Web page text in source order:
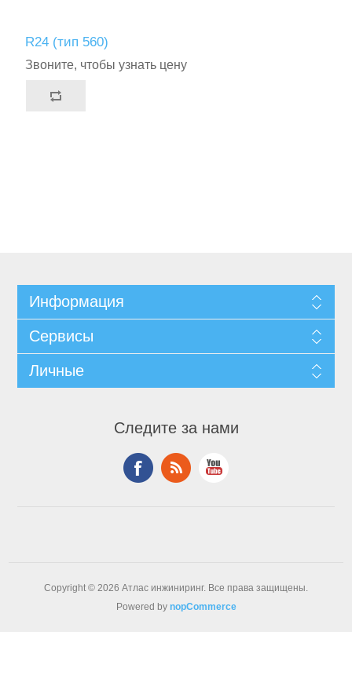
R24 (тип 560)
Звоните, чтобы узнать цену
Информация
Сервисы
Личные
Следите за нами
Copyright © 2026 Атлас инжиниринг. Все права защищены.
Powered by nopCommerce